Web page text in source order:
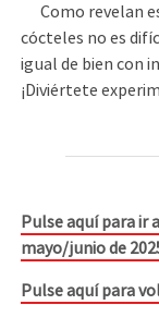
Como revelan
cócteles no es
igual de bien con
¡Diviértete
Pulse aquí para ir
mayo/junio de
Pulse aquí para